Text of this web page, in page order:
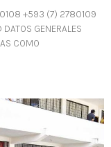
+593 (7) 2780109
GENERALES
COMO